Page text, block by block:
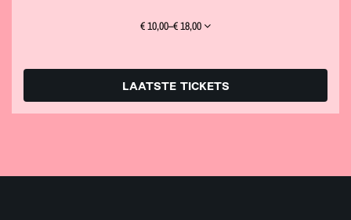
€ 10,00–€ 18,00
LAATSTE TICKETS